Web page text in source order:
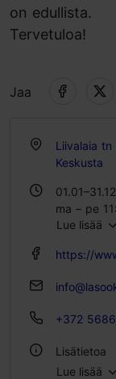
on edullista.
Tervetuloa!
Jaa
Liivalaia tn
Keskusta
01.01–31.12
ma – pe
Lue lisää
https://
+372
Lisätietoa
Lue lisää